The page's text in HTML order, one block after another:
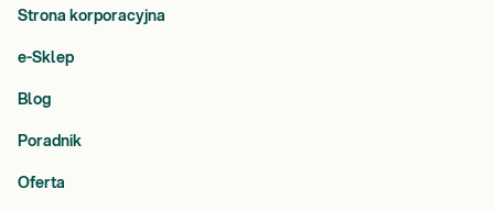
Strona korporacyjna
e-Sklep
Blog
Poradnik
Oferta